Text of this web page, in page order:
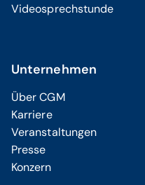
Videosprechstunde
Unternehmen
Über CGM
Karriere
Veranstaltungen
Presse
Konzern